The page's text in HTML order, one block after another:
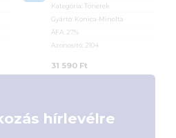
Kategória: Tonerek
Gyártó: Konica-Minolta
ÁFA: 27%
Azonosító: 2104
31 590 Ft
hírlevélre